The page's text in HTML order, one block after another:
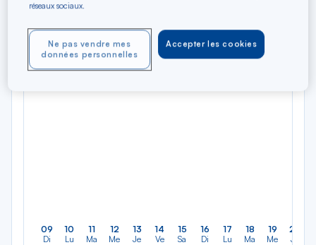
Précédent
AOÛ 2026
N/A*
Aller / Retour — Économique
09
Di
10
Lu
11
Ma
12
Me
13
Je
14
Ve
15
Sa
16
Di
17
Lu
18
Ma
19
Me
20
Je
réseaux sociaux.
Accepter les cookies
Ne pas vendre mes
données personnelles